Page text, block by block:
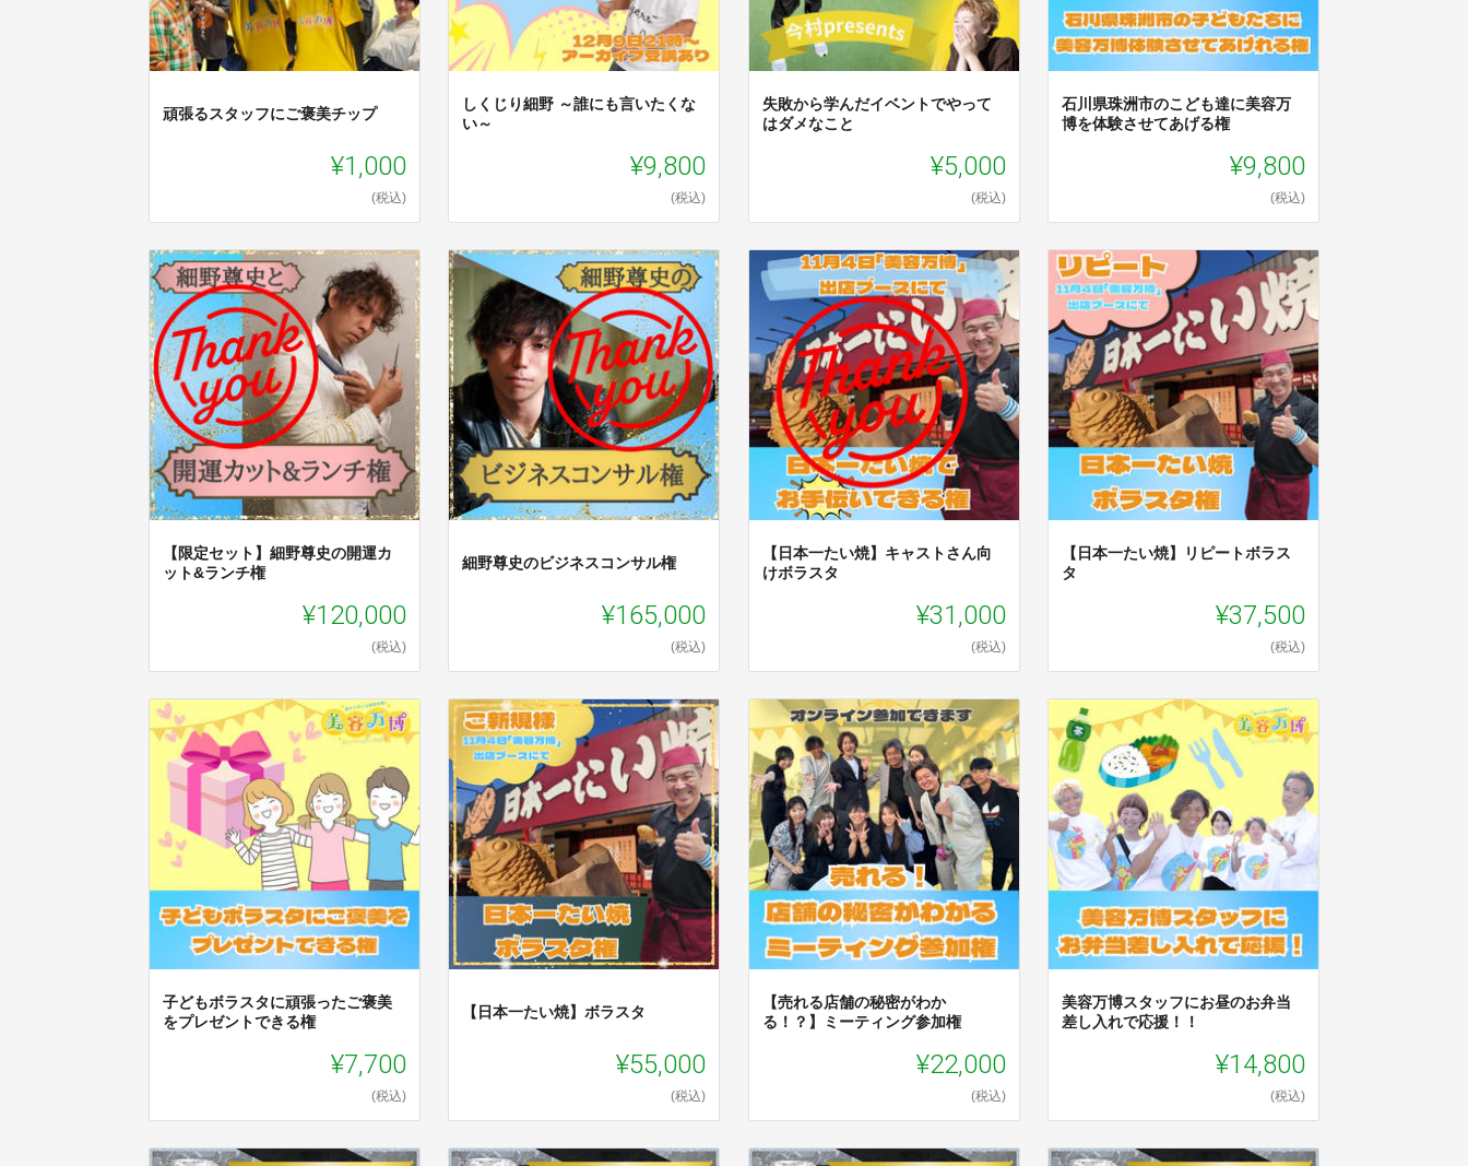
頑張るスタッフにご褒美チップ
¥1,000
(税込)
しくじり細野 ～誰にも言いたくな
い～
¥9,800
(税込)
失敗から学んだイベントでやって
はダメなこと
¥5,000
(税込)
石川県珠洲市のこども達に美容万
博を体験させてあげる権
¥9,800
(税込)
【限定セット】細野尊史の開運カ
ット&ランチ権
¥120,000
(税込)
細野尊史のビジネスコンサル権
¥165,000
(税込)
【日本一たい焼】キャストさん向
けボラスタ
¥31,000
(税込)
【日本一たい焼】リピートボラス
タ
¥37,500
(税込)
子どもボラスタに頑張ったご褒美
をプレゼントできる権
¥7,700
(税込)
【日本一たい焼】ボラスタ
¥55,000
(税込)
【売れる店舗の秘密がわか
る！？】ミーティング参加権
¥22,000
(税込)
美容万博スタッフにお昼のお弁当
差し入れで応援！！
¥14,800
(税込)